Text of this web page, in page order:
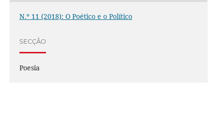
N.º 11 (2018): O Poético e o Político
SECÇÃO
Poesia